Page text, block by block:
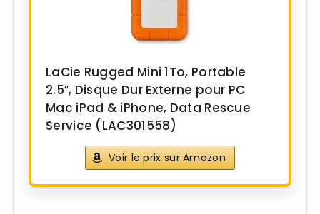
LaCie Rugged Mini 1To, Portable
2.5″, Disque Dur Externe pour PC
Mac iPad & iPhone, Data Rescue
Service (LAC301558)
Voir le prix sur Amazon